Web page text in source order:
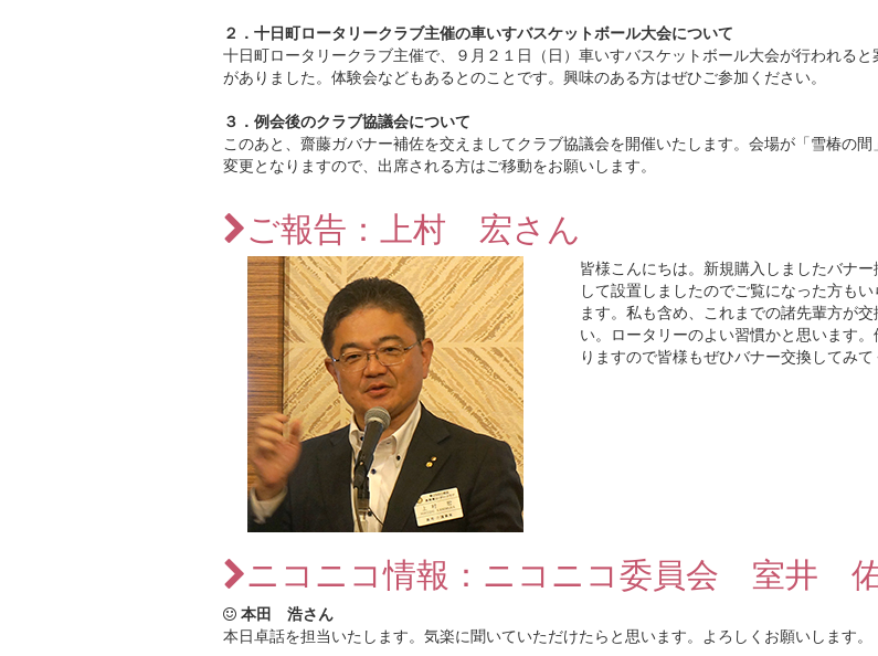
２．十日町ロータリークラブ主催の車いすバスケットボール大会について
十日町ロータリークラブ主催で、９月２１日（日）車いすバスケットボール大会が行われると
がありました。体験会などもあるとのことです。興味のある方はぜひご参加ください。
３．例会後のクラブ協議会について
このあと、齋藤ガバナー補佐を交えましてクラブ協議会を開催いたします。会場が「雪椿の間
変更となりますので、出席される方はご移動をお願いします。
ご報告：上村 宏さん
皆様こんにちは。新規購入しましたバナ
して設置しましたのでご覧になった方も
ます。私も含め、これまでの諸先輩方が
い。ロータリーのよい習慣かと思います
りますので皆様もぜひバナー交換してみ
ニコニコ情報：ニコニコ委員会 室井
本田 浩さん
本日卓話を担当いたします。気楽に聞いていただけたらと思います。よろしくお願いします。